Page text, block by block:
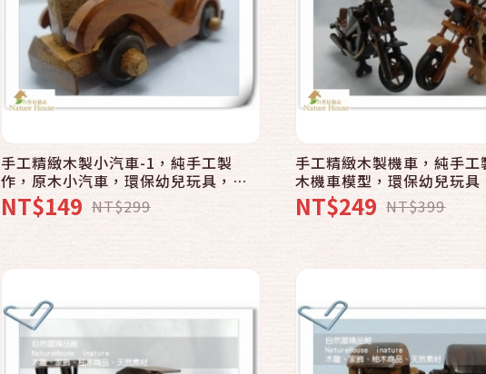
手工精緻木製小汽車-1，純手工製
作，原木小汽車，環保幼兒玩具，收
藏裝飾，創意藝品精品，居家擺飾辦
公室小物，生日禮物禮品
NT$149 NT$299
手工精緻木製機車，純手
木機車模型，環保幼兒玩具
飾，創意藝品精品，居家
小物，生日禮物禮品
NT$249 NT$399
快速結帳
加入購物車
快速結帳
加入購物車